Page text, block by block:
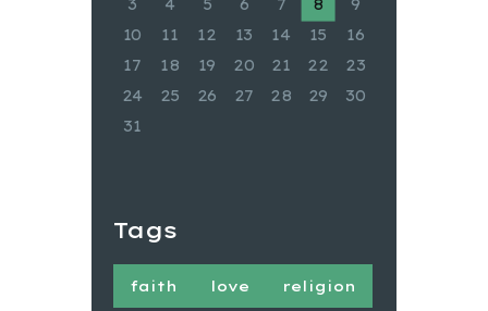
3
4 5 6 7 8
9
10
11 12 13 14 15
16
17
18 19 20 21 22
23
24
25 26 27 28 29
30
31
Tags
faith love religion